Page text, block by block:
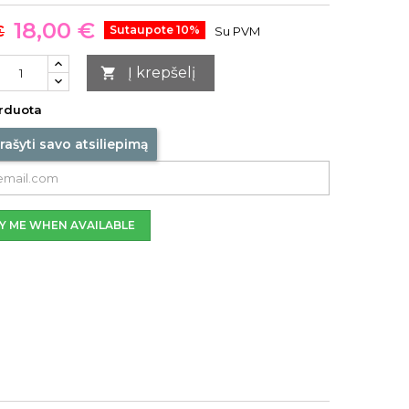
18,00 € Sutaupote 10% Su PVM
 Į krepšelį
savo atsiliepimą
ME WHEN AVAILABLE